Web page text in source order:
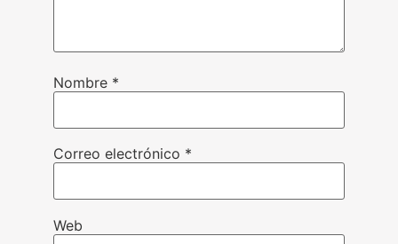
Nombre *
Correo electrónico *
Web